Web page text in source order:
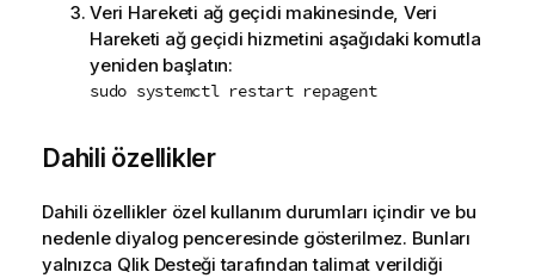
Veri Hareketi ağ geçidi makinesinde, Veri
Hareketi ağ geçidi hizmetini aşağıdaki komutla
yeniden başlatın:
sudo systemctl restart repagent
Dahili özellikler
Dahili özellikler özel kullanım durumları içindir ve bu
nedenle diyalog penceresinde gösterilmez. Bunları
yalnızca QlikDesteği tarafından talimat verildiği